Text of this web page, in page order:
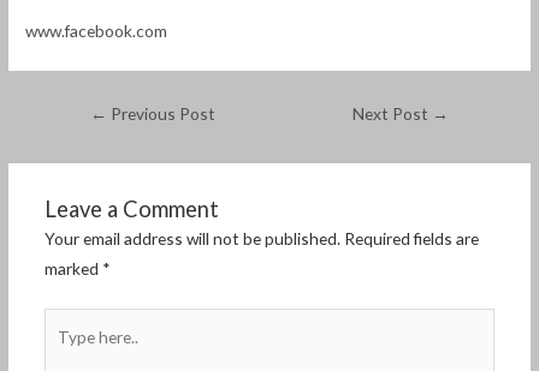
www.facebook.com
← Previous Post Next Post →
Leave a Comment
Your email address will not be published. Required fields are
marked *
here..